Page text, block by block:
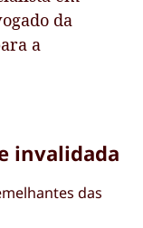
da
a
invalidada
das